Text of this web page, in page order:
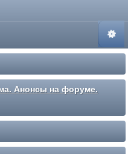
Анонсы на форуме.